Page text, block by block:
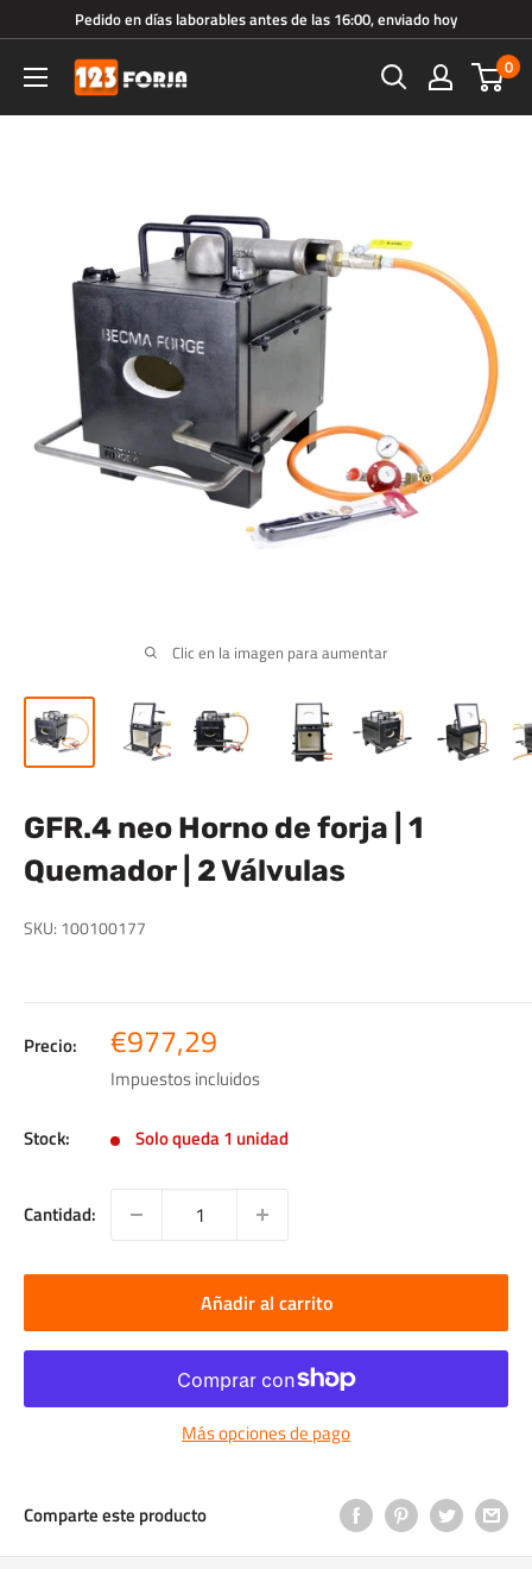
directamente
contenido
Pedido en días laborables antes de las 16:00, enviado hoy
123forja.es 0
Clic en la imagen para aumentar
GFR.4 neo Horno de forja | 1
Quemador | 2 Válvulas
SKU: 100100177
Precio: Precio
de
venta
€977,29
Impuestos incluidos
Stock: Solo queda 1 unidad
Cantidad:
Añadir al carrito
Más opciones de pago
Comparte este producto